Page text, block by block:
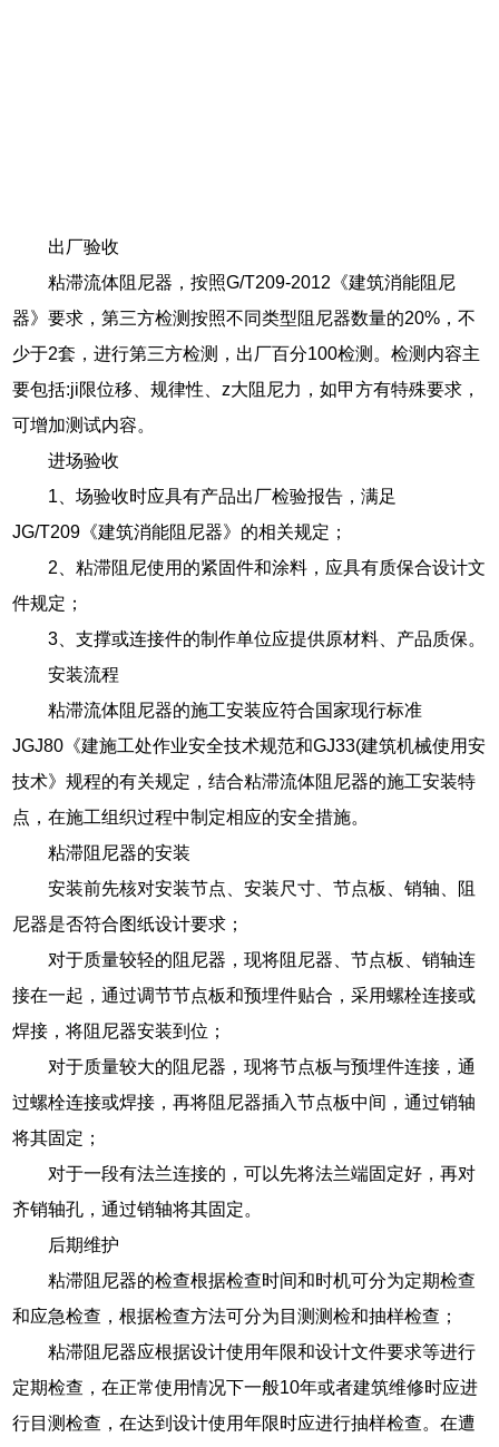
出厂验收
粘滞流体阻尼器，按照G/T209-2012《建筑消能阻尼
器》要求，第三方检测按照不同类型阻尼器数量的20%，不
少于2套，进行第三方检测，出厂百分100检测。检测内容主
要包括:ji限位移、规律性、z大阻尼力，如甲方有特殊要求，
可增加测试内容。
进场验收
1、场验收时应具有产品出厂检验报告，满足
JG/T209《建筑消能阻尼器》的相关规定；
2、粘滞阻尼使用的紧固件和涂料，应具有质保合设计文
件规定；
3、支撑或连接件的制作单位应提供原材料、产品质保。
安装流程
粘滞流体阻尼器的施工安装应符合国家现行标准
JGJ80《建施工处作业安全技术规范和GJ33(建筑机械使用安
技术》规程的有关规定，结合粘滞流体阻尼器的施工安装特
点，在施工组织过程中制定相应的安全措施。
粘滞阻尼器的安装
安装前先核对安装节点、安装尺寸、节点板、销轴、阻
尼器是否符合图纸设计要求；
对于质量较轻的阻尼器，现将阻尼器、节点板、销轴连
接在一起，通过调节节点板和预埋件贴合，采用螺栓连接或
焊接，将阻尼器安装到位；
对于质量较大的阻尼器，现将节点板与预埋件连接，通
过螺栓连接或焊接，再将阻尼器插入节点板中间，通过销轴
将其固定；
对于一段有法兰连接的，可以先将法兰端固定好，再对
齐销轴孔，通过销轴将其固定。
后期维护
粘滞阻尼器的检查根据检查时间和时机可分为定期检查
和应急检查，根据检查方法可分为目测测检和抽样检查；
粘滞阻尼器应根据设计使用年限和设计文件要求等进行
定期检查，在正常使用情况下一般10年或者建筑维修时应进
行目测检查，在达到设计使用年限时应进行抽样检查。在遭